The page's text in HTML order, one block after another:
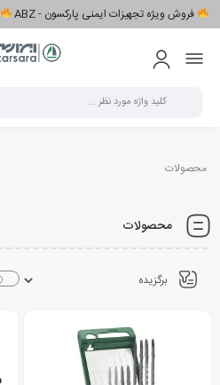
فروش ویژه تجهیزات ایمنی پارکسون - ABZ
محصولات
محصولات